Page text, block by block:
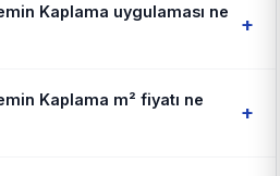
Kaplama uygulaması ne
+
Kaplama m² fiyatı ne
+